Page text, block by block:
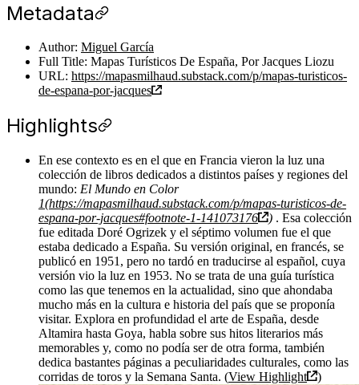
Metadata
Author: Miguel García
Full Title: Mapas Turísticos De España, Por Jacques Liozu
URL: https://mapasmilhaud.substack.com/p/mapas-turisticos-
de-espana-por-jacques
Highlights
En ese contexto es en el que en Francia vieron la luz una
colección de libros dedicados a distintos países y regiones del
mundo: El Mundo en Color
1(https://mapasmilhaud.substack.com/p/mapas-turisticos-de-
espana-por-jacques#footnote-1-141073176
). Esa colección
fue editada Doré Ogrizek y el séptimo volumen fue el que
estaba dedicado a España. Su versión original, en francés, se
publicó en 1951, pero no tardó en traducirse al español, cuya
versión vio la luz en 1953. No se trata de una guía turística
como las que tenemos en la actualidad, sino que ahondaba
mucho más en la cultura e historia del país que se proponía
visitar. Explora en profundidad el arte de España, desde
Altamira hasta Goya, habla sobre sus hitos literarios más
memorables y, como no podía ser de otra forma, también
dedica bastantes páginas a peculiaridades culturales, como las
corridas de toros y la Semana Santa. (View Highlight )